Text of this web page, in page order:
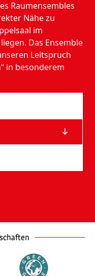
Raumensembles
Nähe zu
im
Das Ensemble
Leitspruch
in besonderem